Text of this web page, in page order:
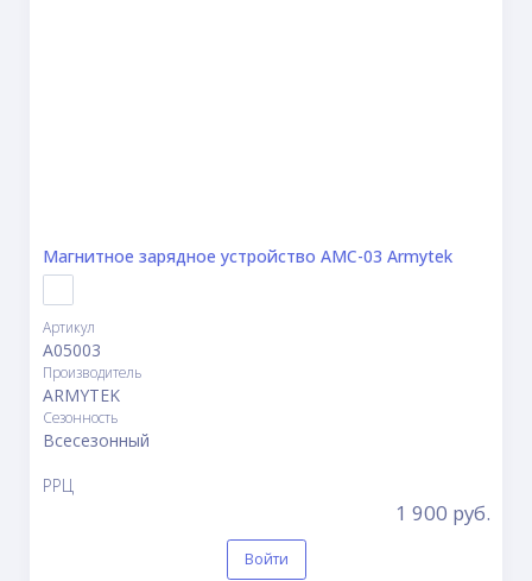
Магнитное зарядное устройство AMC-03 Armytek
Артикул
A05003
Производитель
ARMYTEK
Сезонность
Всесезонный
РРЦ
1 900 руб.
Войти